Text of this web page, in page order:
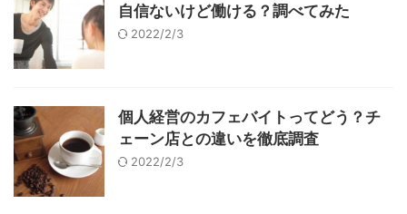
自信ないけど働ける？調べてみた
2022/2/3
個人経営のカフェバイトってどう？チ
ェーン店との違いを徹底調査
2022/2/3